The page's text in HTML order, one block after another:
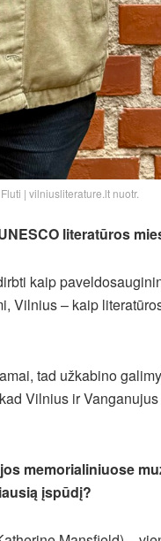
| vilniusliterature.lt nuotr.
literatūros
kaip
Vilnius – kaip
tad užkabino
Vilnius ir
memorialiniuose
įspūdį?